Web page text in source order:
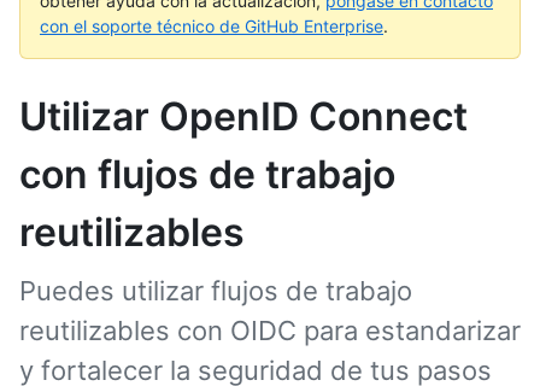
con el soporte técnico de GitHub Enterprise.
Utilizar OpenID Connect
con flujos de trabajo
reutilizables
Puedes utilizar flujos de trabajo
reutilizables con OIDC para estandarizar
y fortalecer la seguridad de tus pasos